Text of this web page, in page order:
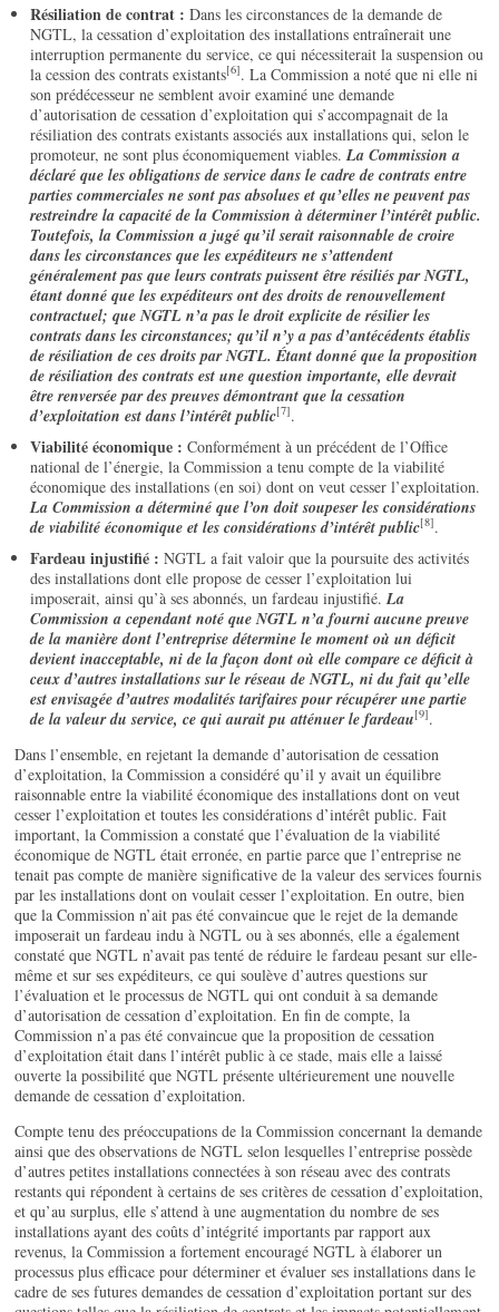
Résiliation de contrat :Dans les circonstances de la demande de
NGTL, la cessation d’exploitation des installations entraînerait une
interruption permanente du service, ce qui nécessiterait la suspension ou
la cession des contrats existants[6]. La Commission a noté que ni elle ni
son prédécesseur ne semblent avoir examiné une demande
d’autorisation de cessation d’exploitation qui s’accompagnait de la
résiliation des contrats existants associés aux installations qui, selon le
promoteur, ne sont plus économiquement viables.La Commission a
déclaré que les obligations de service dans le cadre de contrats entre
parties commerciales ne sont pas absolues et qu’elles ne peuvent pas
restreindre la capacité de la Commission à déterminer l’intérêt public.
Toutefois, la Commission a jugé qu’il serait raisonnable de croire
dans les circonstances que les expéditeurs ne s’attendent
généralement pas que leurs contrats puissent être résiliés par NGTL,
étant donné que les expéditeurs ont des droits de renouvellement
contractuel; que NGTL n’a pas le droit explicite de résilier les
contrats dans les circonstances; qu’il n’y a pas d’antécédents établis
de résiliation de ces droits par NGTL. Étant donné que la proposition
de résiliation des contrats est une question importante, elle devrait
être renversée par des preuves démontrant que la cessation
d’exploitation est dans l’intérêt public[7].
Viabilité économique :Conformément à un précédent de l’Office
national de l’énergie, la Commission a tenu compte de la viabilité
économique des installations (en soi) dont on veut cesser l’exploitation.
La Commission a déterminé que l’on doit soupeser les considérations
de viabilité économique et les considérations d’intérêt public[8].
Fardeau injustifié :NGTL a fait valoir que la poursuite des activités
des installations dont elle propose de cesser l’exploitation lui
imposerait, ainsi qu’à ses abonnés, un fardeau injustifié.La
Commission a cependant noté que NGTL n’a fourni aucune preuve
de la manière dont l’entreprise détermine le moment où un déficit
devient inacceptable, ni de la façon dont où elle compare ce déficit à
ceux d’autres installations sur le réseau de NGTL, ni du fait qu’elle
est envisagée d’autres modalités tarifaires pour récupérer une partie
de la valeur du service, ce qui aurait pu atténuer le fardeau[9].
Dans l’ensemble, en rejetant la demande d’autorisation de cessation
d’exploitation, la Commission a considéré qu’il y avait un équilibre
raisonnable entre la viabilité économique des installations dont on veut
cesser l’exploitation et toutes les considérations d’intérêt public. Fait
important, la Commission a constaté que l’évaluation de la viabilité
économique de NGTL était erronée, en partie parce que l’entreprise ne
tenait pas compte de manière significative de la valeur des services fournis
par les installations dont on voulait cesser l’exploitation. En outre, bien
que la Commission n’ait pas été convaincue que le rejet de la demande
imposerait un fardeau indu à NGTL ou à ses abonnés, elle a également
constaté que NGTL n’avait pas tenté de réduire le fardeau pesant sur elle-
même et sur ses expéditeurs, ce qui soulève d’autres questions sur
l’évaluation et le processus de NGTL qui ont conduit à sa demande
d’autorisation de cessation d’exploitation. En fin de compte, la
Commission n’a pas été convaincue que la proposition de cessation
d’exploitation était dans l’intérêt public à ce stade, mais elle a laissé
ouverte la possibilité que NGTL présente ultérieurement une nouvelle
demande de cessation d’exploitation.
Compte tenu des préoccupations de la Commission concernant la demande
ainsi que des observations de NGTL selon lesquelles l’entreprise possède
d’autres petites installations connectées à son réseau avec des contrats
restants qui répondent à certains de ses critères de cessation d’exploitation,
et qu’au surplus, elle s’attend à une augmentation du nombre de ses
installations ayant des coûts d’intégrité importants par rapport aux
revenus, la Commission a fortement encouragé NGTL à élaborer un
processus plus efficace pour déterminer et évaluer ses installations dans le
cadre de ses futures demandes de cessation d’exploitation portant sur des